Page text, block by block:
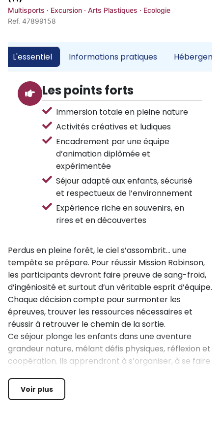
Multisports · Excursion · Arts Plastiques · Ecologie
Ref. 47899158
L'essentiel Informations pratiques
Les points forts
Immersion totale en pleine nature
Activités créatives et ludiques
Encadrement par une équipe
d’animation diplômée et
expérimentée
Séjour adapté aux enfants, sécurisé
et respectueux de l’environnement
Expérience riche en souvenirs, en
rires et en découvertes
Perdus en pleine forêt, le ciel s’assombrit… une
tempête se prépare. Pour réussir Mission Robinson,
les participants devront faire preuve de sang-froid,
d’ingéniosité et surtout d’un véritable esprit d’équipe.
Chaque décision compte pour surmonter les
épreuves, trouver les ressources nécessaires et
réussir à retrouver le chemin de la sortie.
Ce séjour plonge les enfants dans une aventure
grandeur nature, mêlant défis physiques, réflexion et
coopération. Ils apprendront à s’organiser, à se faire
environnement naturel sécurisé, encadrés par des
animateurs qualifiés.
Voir plus